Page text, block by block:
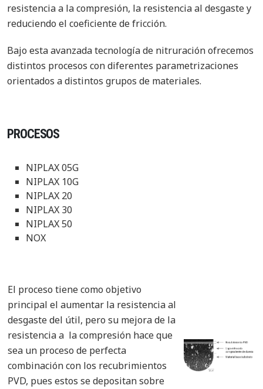
resistencia a la compresión, la resistencia al desgaste y
reduciendo el coeficiente de fricción.
Bajo esta avanzada tecnología de nitruración ofrecemos
distintos procesos con diferentes parametrizaciones
orientados a distintos grupos de materiales.
PROCESOS
NIPLAX 05G
NIPLAX 10G
NIPLAX 20
NIPLAX 30
NIPLAX 50
NOX
El proceso tiene como objetivo
principal el aumentar la resistencia al
desgaste del útil, pero su mejora de la
resistencia a la compresión hace que
sea un proceso de perfecta
combinación con los recubrimientos
PVD, pues estos se depositan sobre